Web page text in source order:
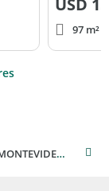
97 m²
XINTEL(OTG-OTG-1548) Local - Venta - Uruguay, MONTEVIDEO - ARENAL GRANDE 1800